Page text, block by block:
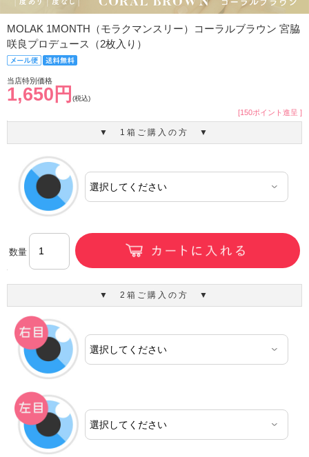
MOLAK 1MONTH（モラクマンスリー）コーラルブラウン 宮脇
咲良プロデュース（2枚入り）
当店特別価格
1,650円 (税込)
[150ポイント進呈 ]
▼ 1箱ご購入の方 ▼
数量
▼ 2箱ご購入の方 ▼